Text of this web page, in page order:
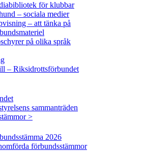
för klubbar
– sociala medier
– att tänka på
på olika språk
– Riksidrottsförbundet
sammanträden
>
2026
förbundsstämmor